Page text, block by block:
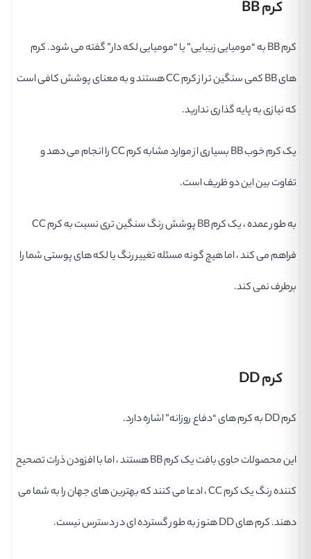
کرم BB
کرم BB به “مومیایی زیبایی” یا “مومیایی لکه دار” گفته می شود. کرم
های BB کمی سنگین تر از کرم CC هستند و به معنای پوشش کافی است
که نیازی به پایه گذاری ندارید.
یک کرم خوب BB بسیاری از موارد مشابه کرم CC را انجام می دهد و
تفاوت بین این دو ظریف است.
به طور عمده ، یک کرم BB پوشش رنگ سنگین تری نسبت به کرم CC
فراهم می کند ، اما هیچ گونه مسئله تغییر رنگ یا لکه های پوستی شما را
برطرف نمی کند.
کرم DD
کرم DD به کرم های “دفاع روزانه” اشاره دارد.
این محصولات حاوی بافت یک کرم BB هستند ، اما با افزودن ذرات تصحیح
کننده رنگ یک کرم CC ، ادعا می کنند که بهترین های جهان را به شما می
دهند. کرم های DD هنوز به طور گسترده ای در دسترس نیست.